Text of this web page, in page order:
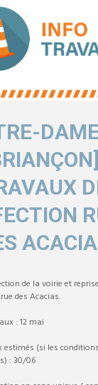
de la voirie et
des Acacias.
: 12 mai
estimés (si les
: 30/06